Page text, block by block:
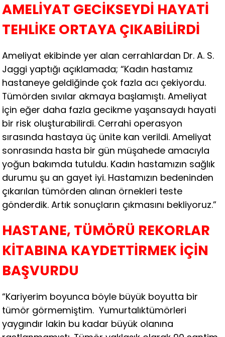
AMELİYAT GECİKSEYDİ HAYATİ
TEHLİKE ORTAYA ÇIKABİLİRDİ
Ameliyat ekibinde yer alan cerrahlardan Dr. A. S.
Jaggi yaptığı açıklamada; “Kadın hastamız
hastaneye geldiğinde çok fazla acı çekiyordu.
Tümörden sıvılar akmaya başlamıştı. Ameliyat
için eğer daha fazla gecikme yaşansaydı hayati
bir risk oluşturabilirdi. Cerrahi operasyon
sırasında hastaya üç ünite kan verildi. Ameliyat
sonrasında hasta bir gün müşahede amacıyla
yoğun bakımda tutuldu. Kadın hastamızın sağlık
durumu şu an gayet iyi. Hastamızın bedeninden
çıkarılan tümörden alınan örnekleri teste
gönderdik. Artık sonuçların çıkmasını bekliyoruz.”
HASTANE, TÜMÖRÜ REKORLAR
KİTABINA KAYDETTİRMEK İÇİN
BAŞVURDU
“Kariyerim boyunca böyle büyük boyutta bir
tümör görmemiştim. Yumurtalıktümörleri
yaygındır lakin bu kadar büyük olanına